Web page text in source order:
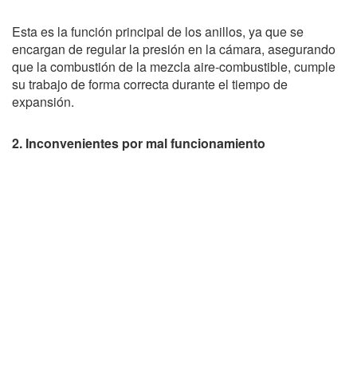
Esta es la función principal de los anillos, ya que se
encargan de regular la presión en la cámara, asegurando
que la combustión de la mezcla aire-combustible, cumple
su trabajo de forma correcta durante el tiempo de
expansión.
2. Inconvenientes por mal funcionamiento